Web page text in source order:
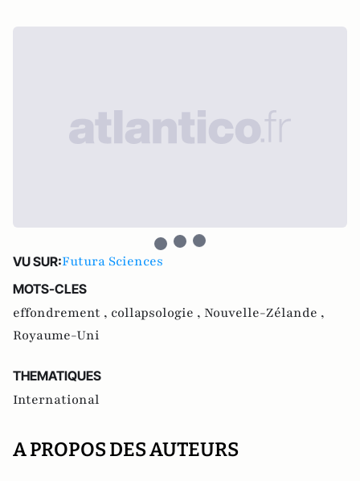
VU SUR:Futura Sciences
MOTS-CLES
effondrement , collapsologie , Nouvelle-Zélande ,
Royaume-Uni
THEMATIQUES
International
A PROPOS DES AUTEURS